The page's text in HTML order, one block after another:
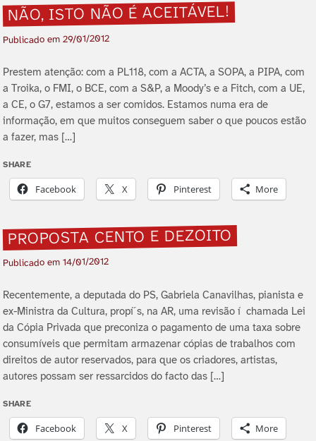
NÃO, ISTO NÃO É ACEITÁVEL!
Publicado em29/01/2012
Prestem atenção: com a PL118, com a ACTA, a SOPA, a PIPA, com
a Troika, o FMI, o BCE, com a S&P, a Moody’s e a Fitch, com a UE,
a CE, o G7, estamos a ser comidos. Estamos numa era de
informação, em que muitos conseguem saber o que poucos estão
a fazer, mas […]
SHARE
Facebook X Pinterest More
PROPOSTA CENTO E DEZOITO
Publicado em14/01/2012
Recentemente, a deputada do PS, Gabriela Canavilhas, pianista e
ex-Ministra da Cultura, propí´s, na AR, uma revisão í chamada Lei
da Cópia Privada que preconiza o pagamento de uma taxa sobre
consumí­veis que permitam armazenar cópias de trabalhos com
direitos de autor reservados, para que os criadores, artistas,
autores possam ser ressarcidos do facto das […]
SHARE
Facebook X Pinterest More